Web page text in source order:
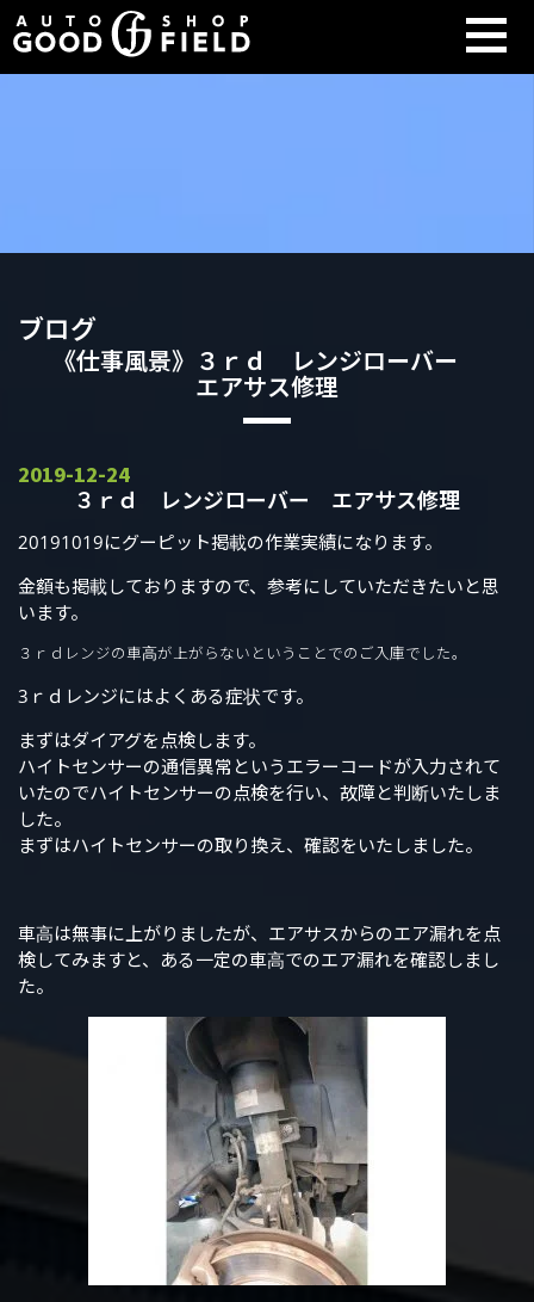
ブログ
《仕事風景》３ｒｄ レンジローバー
エアサス修理
2019-12-24
３ｒｄ レンジローバー エアサス修理
20191019にグーピット掲載の作業実績になります。
金額も掲載しておりますので、参考にしていただきたいと思
います。
３ｒｄレンジの車高が上がらないということでのご入庫でした。
3ｒｄレンジにはよくある症状です。
まずはダイアグを点検します。
ハイトセンサーの通信異常というエラーコードが入力されて
いたのでハイトセンサーの点検を行い、故障と判断いたしま
した。
まずはハイトセンサーの取り換え、確認をいたしました。
車高は無事に上がりましたが、エアサスからのエア漏れを点
検してみますと、ある一定の車高でのエア漏れを確認しまし
た。